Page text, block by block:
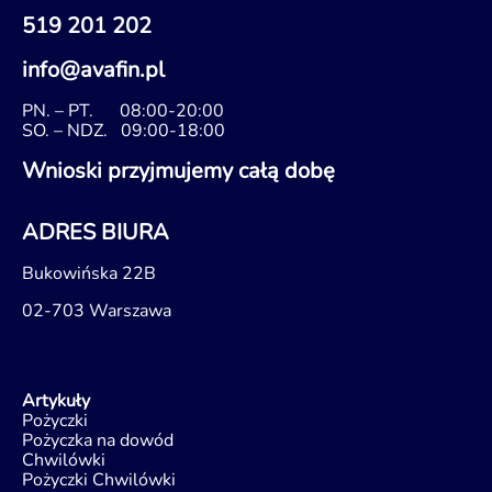
519 201 202
info@avafin.pl
PN. – PT. 08:00-20:00
SO. – NDZ. 09:00-18:00
Wnioski przyjmujemy całą dobę
ADRES BIURA
Bukowińska 22B
02-703 Warszawa
Artykuły
Pożyczki
Pożyczka na dowód
Chwilówki
Pożyczki Chwilówki